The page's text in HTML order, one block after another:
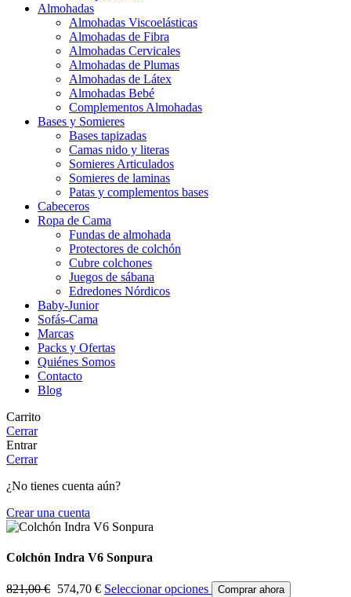
Almohadas
Almohadas Viscoelásticas
Almohadas de Fibra
Almohadas Cervicales
Almohadas de Plumas
Almohadas de Látex
Almohadas Bebé
Complementos Almohadas
Bases y Somieres
Bases tapizadas
Camas nido y literas
Somieres Articulados
Somieres de laminas
Patas y complementos bases
Cabeceros
Ropa de Cama
Fundas de almohada
Protectores de colchón
Cubre colchones
Juegos de sábana
Edredones Nórdicos
Baby-Junior
Sofás-Cama
Marcas
Packs y Ofertas
Quiénes Somos
Contacto
Blog
Carrito
Cerrar
Entrar
Cerrar
¿No tienes cuenta aún?
Crear una cuenta
Colchón Indra V6 Sonpura
821,00€ 574,70 € Seleccionar opciones Comprar ahora